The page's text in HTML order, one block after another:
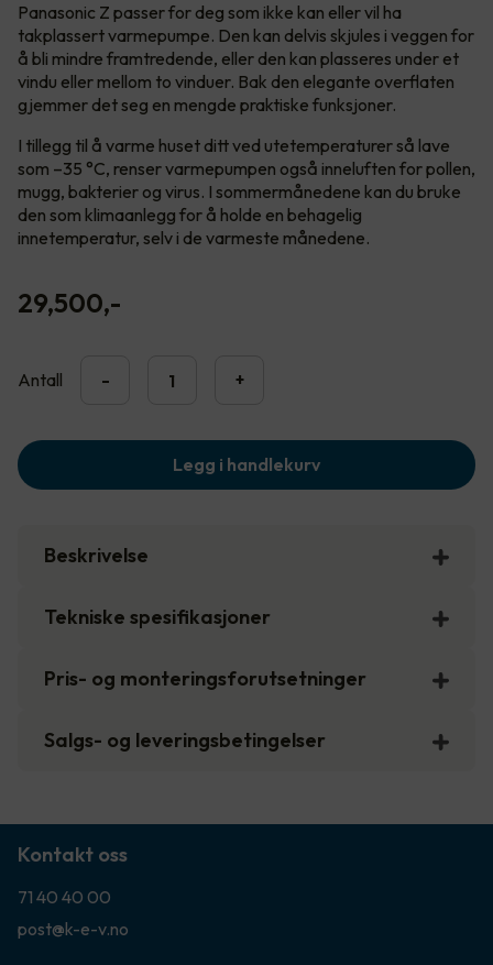
Panasonic Z passer for deg som ikke kan eller vil ha
takplassert varmepumpe. Den kan delvis skjules i veggen for
å bli mindre framtredende, eller den kan plasseres under et
vindu eller mellom to vinduer. Bak den elegante overflaten
gjemmer det seg en mengde praktiske funksjoner.
I tillegg til å varme huset ditt ved utetemperaturer så lave
som –35 °C, renser varmepumpen også inneluften for pollen,
mugg, bakterier og virus. I sommermånedene kan du bruke
den som klimaanlegg for å holde en behagelig
innetemperatur, selv i de varmeste månedene.
29,500,-
Antall - +
Legg i handlekurv
Beskrivelse
Tekniske spesifikasjoner
Pris- og monteringsforutsetninger
Salgs- og leveringsbetingelser
Kontakt oss
71 40 40 00
post@k-e-v.no